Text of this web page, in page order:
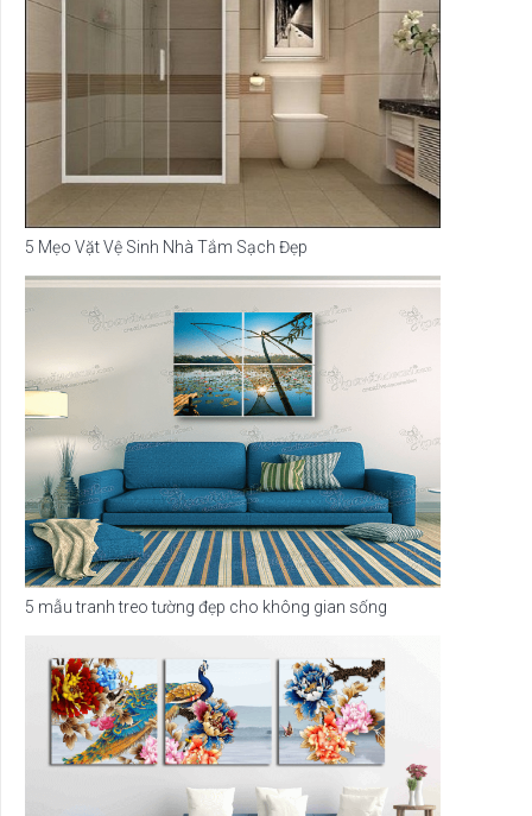
5 Mẹo Vặt Vệ Sinh Nhà Tắm Sạch Đẹp
5 mẫu tranh treo tường đẹp cho không gian sống